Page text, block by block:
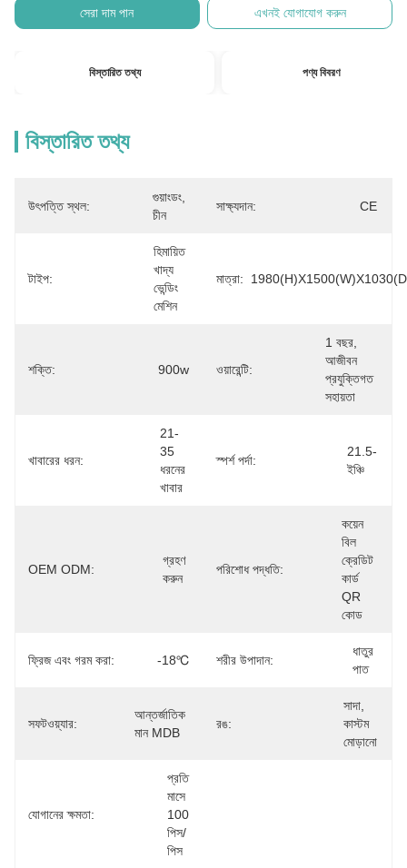
সেরা দাম পান এখনই যোগাযোগ করুন
বিস্তারিত তথ্য পণ্য বিবরণ
বিস্তারিত তথ্য
উৎপত্তি স্থল:
গুয়াংডং,
চীন
সাক্ষ্যদান: CE
টাইপ:
হিমায়িত
খাদ্য
ভেন্ডিং
মেশিন
মাত্রা:
শক্তি: 900w ওয়ারেন্টি:
1 বছর,
আজীবন
প্রযুক্তিগত
সহায়তা
খাবারের ধরন:
21-
35
ধরনের
খাবার
স্পর্শ পর্দা:
21.5-
ইঞ্চি
OEM ODM:
গ্রহণ
করুন
পরিশোধ পদ্ধতি:
কয়েন
বিল
ক্রেডিট
কার্ড
QR
কোড
ফ্রিজ এবং গরম করা: -18℃ শরীর উপাদান:
ধাতুর
পাত
সফটওয়্যার:
আন্তর্জাতিক
মান MDB
রঙ:
সাদা,
কাস্টম
মোড়ানো
যোগানের ক্ষমতা:
প্রতি
মাসে
100
পিস/
পিস